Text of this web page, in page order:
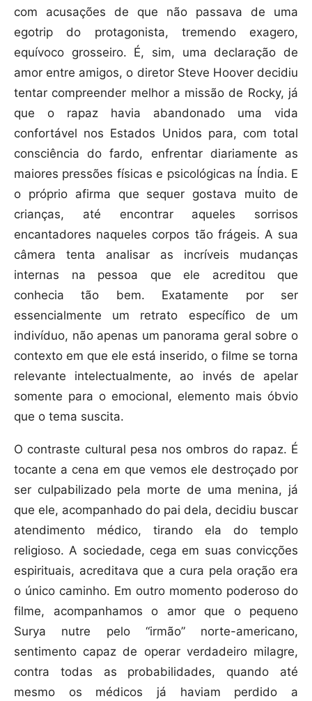
com acusações de que não passava de uma
egotrip do protagonista, tremendo exagero,
equívoco grosseiro. É, sim, uma declaração de
amor entre amigos, o diretor Steve Hoover decidiu
tentar compreender melhor a missão de Rocky, já
que o rapaz havia abandonado uma vida
confortável nos Estados Unidos para, com total
consciência do fardo, enfrentar diariamente as
maiores pressões físicas e psicológicas na Índia. E
o próprio afirma que sequer gostava muito de
crianças, até encontrar aqueles sorrisos
encantadores naqueles corpos tão frágeis. A sua
câmera tenta analisar as incríveis mudanças
internas na pessoa que ele acreditou que
conhecia tão bem. Exatamente por ser
essencialmente um retrato específico de um
indivíduo, não apenas um panorama geral sobre o
contexto em que ele está inserido, o filme se torna
relevante intelectualmente, ao invés de apelar
somente para o emocional, elemento mais óbvio
que o tema suscita.
O contraste cultural pesa nos ombros do rapaz. É
tocante a cena em que vemos ele destroçado por
ser culpabilizado pela morte de uma menina, já
que ele, acompanhado do pai dela, decidiu buscar
atendimento médico, tirando ela do templo
religioso. A sociedade, cega em suas convicções
espirituais, acreditava que a cura pela oração era
o único caminho. Em outro momento poderoso do
filme, acompanhamos o amor que o pequeno
Surya nutre pelo “irmão” norte-americano,
sentimento capaz de operar verdadeiro milagre,
contra todas as probabilidades, quando até
mesmo os médicos já haviam perdido a